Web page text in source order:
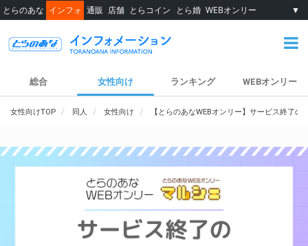
とらのあな インフォ 通販 店舗 とらコイン とら婚 WEBオンリー ▼
総合 女性向け ランキング WEBオンリー
女性向けTOP 同人 女性向け 【とらのあなWEBオンリー】サービス終了の